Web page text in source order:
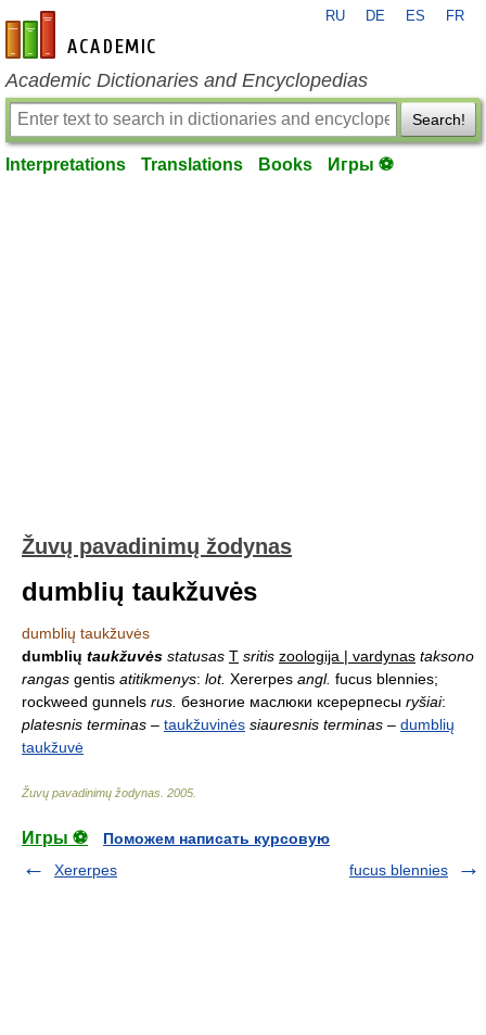
en-academic.com
RU DE ES FR
Academic Dictionaries and Encyclopedias
Search!
Interpretations Translations Books Игры ⚽
Žuvų pavadinimų žodynas
dumblių taukžuvės
dumblių taukžuvės
dumblių taukžuvės statusas T sritis zoologija | vardynas taksono
rangas gentis atitikmenys: lot. Xererpes angl. fucus blennies;
rockweed gunnels rus. безногие маслюки ксерерпесы ryšiai:
platesnis terminas – taukžuvinės siauresnis terminas – dumblių
taukžuvė
Žuvų pavadinimų žodynas 2005
Игры ⚽
Поможем написать курсовую
Xererpes
fucus blennies